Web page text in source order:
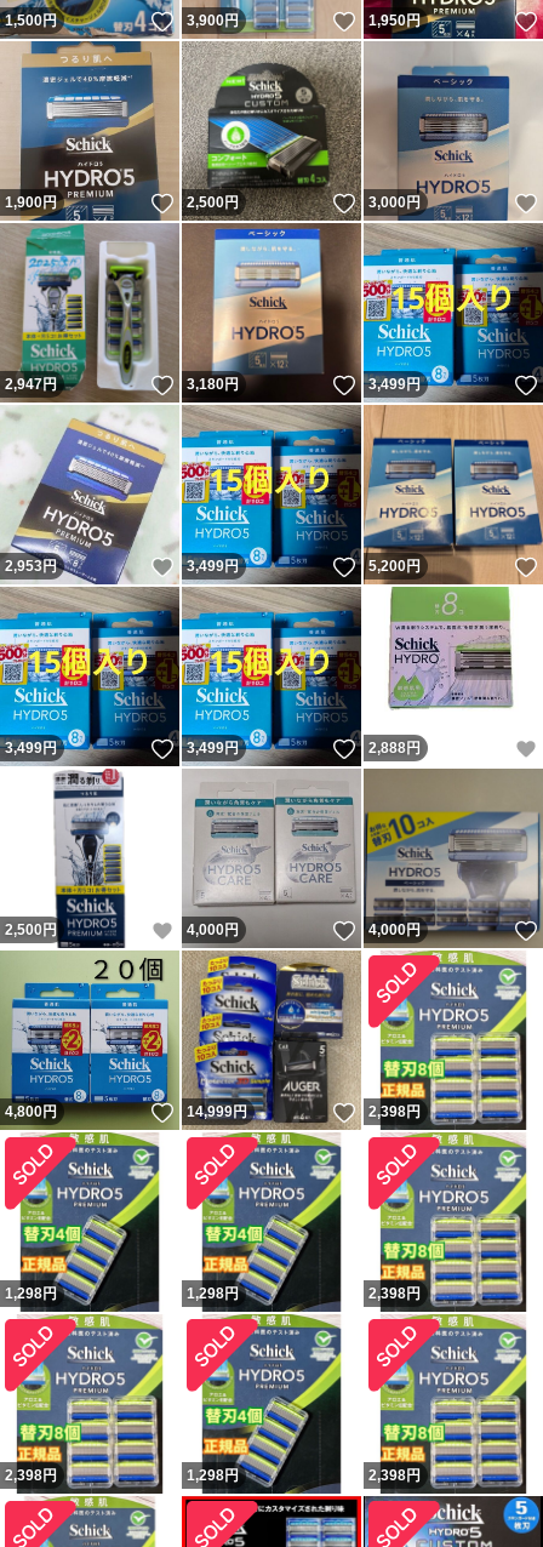
1,500円 いいね！
3,900円 いいね！
1,950円
1,900円 いいね！
2,500円 いいね！
3,000円
2,947円 いいね！
3,180円 いいね！
3,499円
2,953円 いいね！
3,499円 いいね！
5,200円
3,499円 いいね！
3,499円 いいね！
2,888円
2,500 円 いいね！
4,000円 いいね！
4,000円
4,800円 いいね！
14,999円 いいね！
2,398円
1,298円 1,298円 2,398円
2,398円 1,298円 2,398円